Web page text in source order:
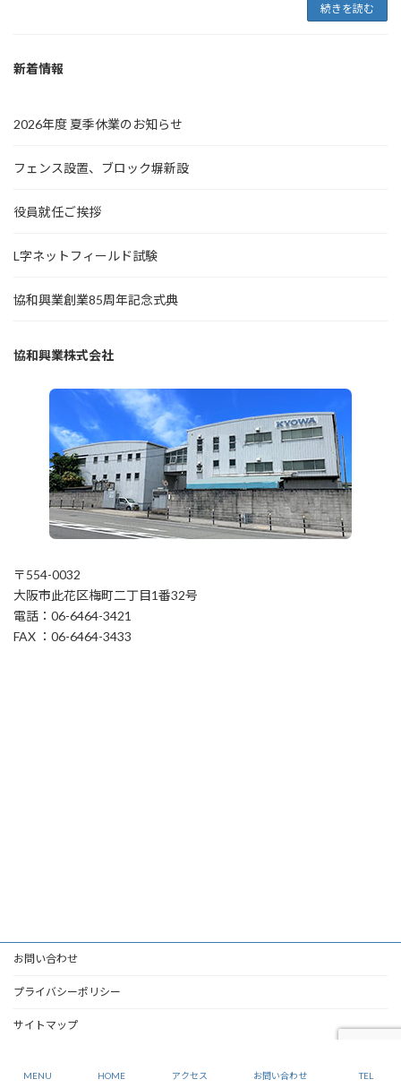
続きを読む
新着情報
2026年度 夏季休業のお知らせ
フェンス設置、ブロック塀新設
役員就任ご挨拶
L字ネットフィールド試験
協和興業創業85周年記念式典
協和興業株式会社
〒554-0032
大阪市此花区梅町二丁目1番32号
電話：06-6464-3421
FAX ：06-6464-3433
お問い合わせ
プライバシーポリシー
サイトマップ
MENU HOME アクセス お問い合わせ TEL